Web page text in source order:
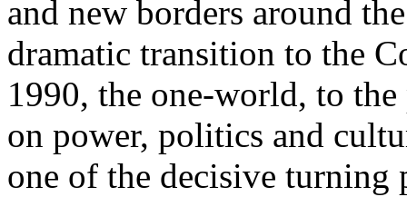
and new borders around
dramatic transition to the
1990, the one-world, to the
on power, politics and
one of the decisive turning